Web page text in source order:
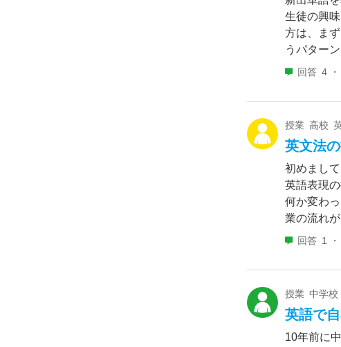
生徒の興
方は、ま
うパター
回答 4 ・
授業 高校
英文法
初めまし
英語表現
何か変わ
業の流れが
回答 1 ・
授業 中学
英語で
10年前に